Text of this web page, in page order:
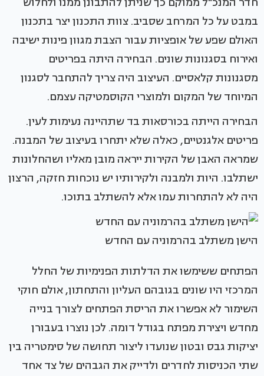
במבט על כל המרחב שסביב. צוות התכנון יצר בתכנון
האולם שפע של אופציות עבור הצבת מגוון פינות ישיבה
ואירוח בסגנונות שונים. הבחירה היתה בפריטים
מסגנונות קלאסיים. העיצוב היה צריך להתחבר לסגנון
המיוחד של המקום ולמוצרי הקוסמטיקה עצמם.
הבחירה הייתה בכורסאות בד שתהיינה נעימות לעין.
פריטים אלגנטיים, כאלה שלא יתחרו בעיצוב של המבנה.
שמראה האבן של הקירות ייראה מובן מאליו ושהחלונות
ישתלבו. היות ולמבנה ולקירותיו יש נוכחות חזקה, הרצון
היה לא להתחרות עמו אלא להשתלב בתוכו.
הישן משתלב בהרמוניה עם החדש
הפתחים ששימשו את הדלתות הפנימיות של החלל
המרכזי היו שונים בגובהם העליון והתחתון, אולם חוקי
השימור לא אפשרו את הריסת הפתחים לצורך בנייה
מחדש ויצירת מפתח בגודל דומה. לכן נוצרו בעבורן
יציקות גבס ובטון שנועדו ליצור תחושה של סימטריה בין
שתי הכניסות לחדרים ולדייק את הגבהים של צד אחד